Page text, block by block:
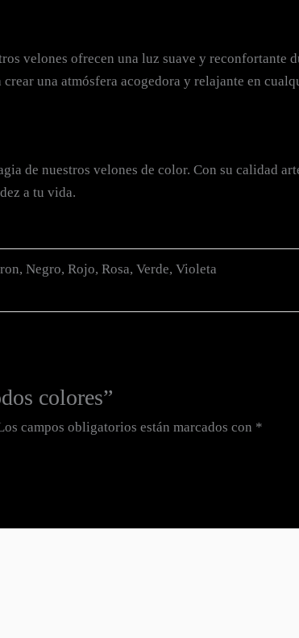
velones ofrecen una luz suave y reconfortante
una atmósfera acogedora y relajante en
de nuestros velones de color. Con su calidad
a tu vida.
Negro, Rojo, Rosa, Verde, Violeta
colores”
campos obligatorios están marcados con *